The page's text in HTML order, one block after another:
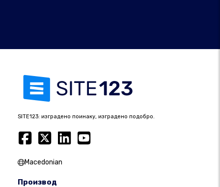
SITE123: изградено поинаку, изградено подобро.
Macedonian
Производ